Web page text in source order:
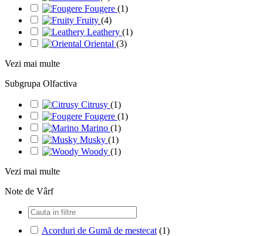
Fougere (1)
Fruity (4)
Leathery (1)
Oriental (3)
Vezi mai multe
Subgrupa Olfactiva
Citrusy (1)
Fougere (1)
Marino (1)
Musky (1)
Woody (1)
Vezi mai multe
Note de Vârf
Acorduri de Gumă de mestecat (1)